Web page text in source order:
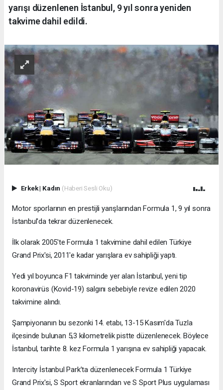
yarışı düzenlenen İstanbul, 9 yıl sonra yeniden
takvime dahil edildi.
Erkek| Kadın (Haberi Sesli Oku)
Motor sporlarının en prestijli yarışlarından Formula 1, 9 yıl sonra
İstanbul'da tekrar düzenlenecek.
İlk olarak 2005'te Formula 1 takvimine dahil edilen Türkiye
Grand Prix'si, 2011'e kadar yarışlara ev sahipliği yaptı.
Yedi yıl boyunca F1 takviminde yer alan İstanbul, yeni tip
koronavirüs (Kovid-19) salgını sebebiyle revize edilen 2020
takvimine alındı.
Şampiyonanın bu sezonki 14. etabı, 13-15 Kasım'da Tuzla
ilçesinde bulunan 5,3 kilometrelik pistte düzenlenecek. Böylece
İstanbul, tarihte 8. kez Formula 1 yarışına ev sahipliği yapacak.
Intercity İstanbul Park’ta düzenlenecek Formula 1 Türkiye
Grand Prix'si, S Sport ekranlarından ve S Sport Plus uygulaması